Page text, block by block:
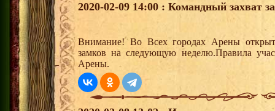
2020-02-09 14:00 : Командный захват
Внимание! Во Всех городах Арены
замков на следующую неделю.Правила
Арены.